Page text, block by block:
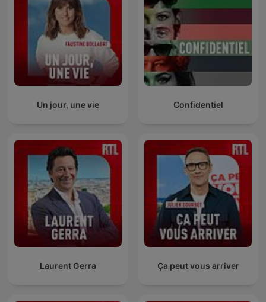
Un jour, une vie Confidentiel
Laurent Gerra Ça peut vous arriver